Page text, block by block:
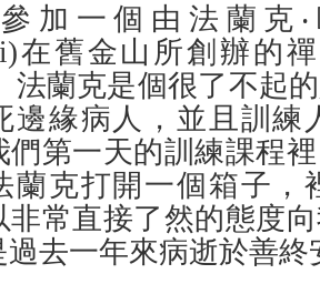
加一個由法蘭克‧
在舊金山所創辦的
法蘭克是個很了不起
邊緣病人，並且訓練
們第一天的訓練課程
蘭克打開一個箱子，
非常直接了然的態度
過去一年來病逝於善